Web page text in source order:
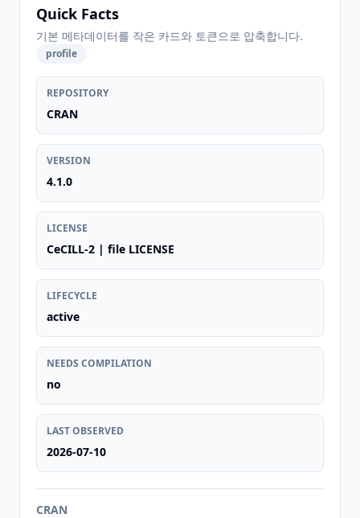
Quick Facts
기본 메타데이터를 작은 카드와 토큰으로 압축합니다.
profile
REPOSITORY
CRAN
VERSION
4.1.0
LICENSE
CeCILL-2 | file LICENSE
LIFECYCLE
active
NEEDS COMPILATION
no
LAST OBSERVED
2026-07-10
CRAN